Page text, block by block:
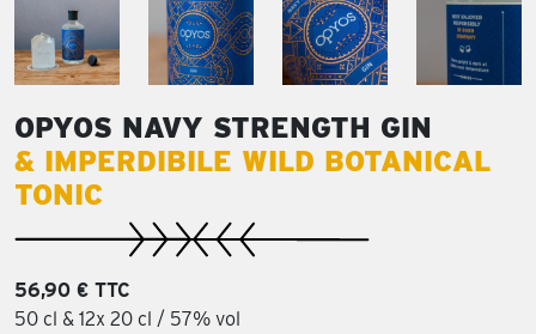
OPYOS NAVY STRENGTH GIN
& IMPERDIBILE WILD BOTANICAL
TONIC
56,90 € TTC
50 cl & 12x 20 cl / 57% vol